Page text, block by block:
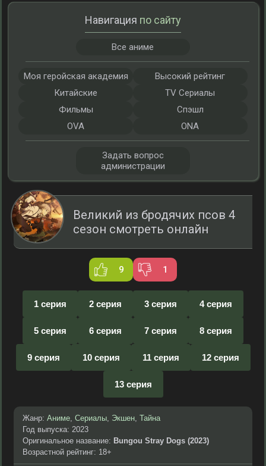
Великий из бродячих псов 4
сезон смотреть онлайн
9 1
1 серия 2 серия 3 серия 4 серия
5 серия 6 серия 7 серия 8 серия
9 серия 10 серия 11 серия 12 серия
13 серия
Жанр: Аниме, Сериалы, Экшен, Тайна
Год выпуска: 2023
Оригинальное название: Bungou Stray Dogs (2023)
Возрастной рейтинг: 18+
Навигация по сайту
Все аниме
Моя геройская академия
Высокий рейтинг
Китайские
TV Сериалы
Фильмы
Спэшл
OVA
ONA
Задать вопрос
администрации